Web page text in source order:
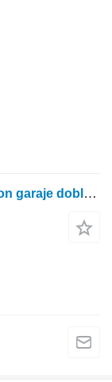
Casa unifamiliar construida en 2017, con garaje doble, 29690 Schwarmstedt